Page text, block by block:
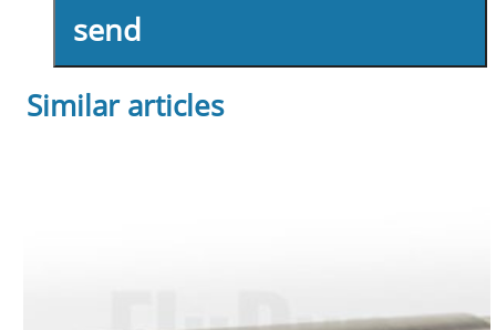
send
Similar articles